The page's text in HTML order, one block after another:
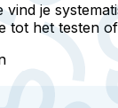
je
het testen